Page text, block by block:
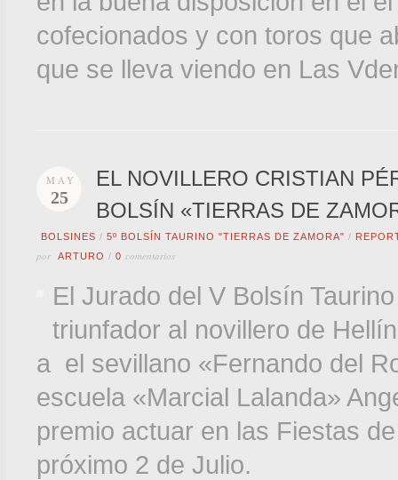
cofecionados y con toros que
que se lleva viendo en Las
MAY
25
EL NOVILLERO CRISTIAN
BOLSÍN «TIERRAS DE
BOLSINES / 5º BOLSÍN TAURINO "TIERRAS DE ZAMORA" /
por ARTURO / 0 comentarios
El Jurado del V Bolsín
triunfador al novillero de
a el sevillano «Fernando del
escuela «Marcial Lalanda»
premio actuar en las Fiestas
próximo 2 de Julio.